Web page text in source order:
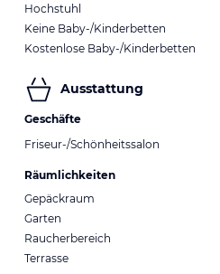
Hochstuhl
Keine Baby-/Kinderbetten
Kostenlose Baby-/Kinderbetten
Ausstattung
Geschäfte
Friseur-/Schönheitssalon
Räumlichkeiten
Gepäckraum
Garten
Raucherbereich
Terrasse